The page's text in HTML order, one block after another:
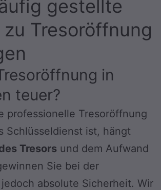
gestellte
zu Tresoröffnung
in
teuer?
professionelle Tresoröffnung
Schlüsseldienst ist, hängt
Tresors und dem Aufwand
Sie bei der
absolute Sicherheit. Wir